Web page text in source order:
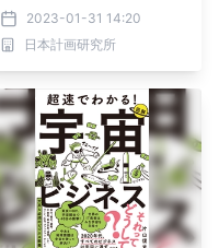
り”の最新動向と事業機
会」セミナーのご案内
2023-01-31 14:20
日本計画研究所